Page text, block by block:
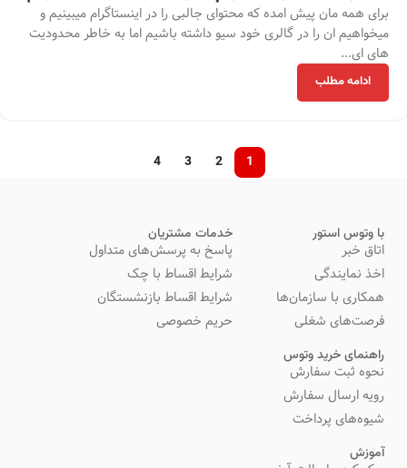
برای همه مان پیش امده که محتوای جالبی را در اینستاگرام میبینیم و
میخواهیم ان را در گالری خود سیو داشته باشیم اما به خاطر محدودیت
های ای...
ادامه مطلب
1
2
3
4
با وتوس استور
اتاق خبر
اخذ نمایندگی
همکاری با سازمان‌ها
فرصت‌های شغلی
خدمات مشتریان
پاسخ به پرسش‌های متداول
شرایط اقساط با چک
شرایط اقساط بازنشستگان
حریم خصوصی
راهنمای خرید وتوس
نحوه ثبت سفارش
رویه ارسال سفارش
شیوه‌های پرداخت
آموزش